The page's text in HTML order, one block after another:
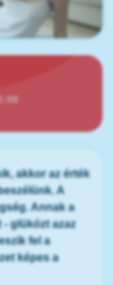
akkor az érték
A
Annak a
glükózt azaz
fel a
képes a